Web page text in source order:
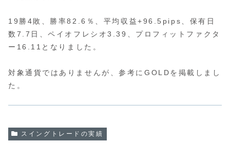
19勝4敗、勝率82.6％、平均収益+96.5pips、保有日
数7.7日、ペイオフレシオ3.39、プロフィットファクタ
ー16.11となりました。
対象通貨ではありませんが、参考にGOLDを掲載しまし
た。
スイングトレードの実績